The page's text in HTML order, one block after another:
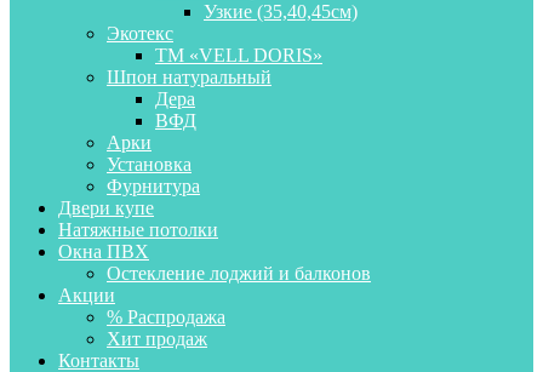
Узкие (35,40,45см)
Экотекс
ТМ «VELL DORIS»
Шпон натуральный
Дера
ВФД
Арки
Установка
Фурнитура
Двери купе
Натяжные потолки
Окна ПВХ
Остекление лоджий и балконов
Акции
% Распродажа
Хит продаж
Контакты